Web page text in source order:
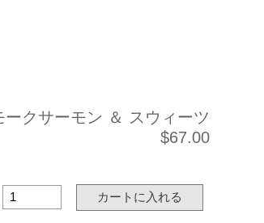
ークサーモン ＆ スウィーツ
$67.00